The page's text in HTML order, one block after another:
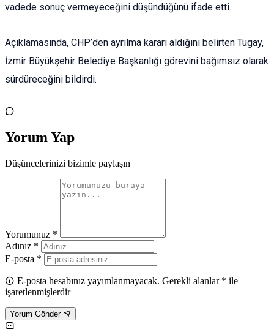
vadede sonuç vermeyeceğini düşündüğünü ifade etti.
Açıklamasında, CHP’den ayrılma kararı aldığını belirten Tugay,
İzmir Büyükşehir Belediye Başkanlığı görevini bağımsız olarak
sürdüreceğini bildirdi.
Yorum Yap
Düşüncelerinizi bizimle paylaşın
Yorumunuz *
Adınız *
E-posta *
E-posta hesabınız yayımlanmayacak. Gerekli alanlar * ile
işaretlenmişlerdir
Yorum Gönder